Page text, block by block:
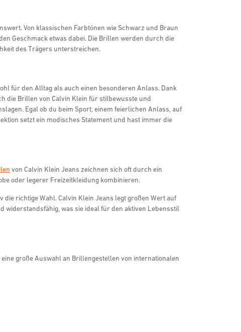
Von klassischen Farbtönen wie Schwarz und Braun
Geschmack etwas dabei. Die Brillen werden durch die
des Trägers unterstreichen.
für den Alltag als auch einen besonderen Anlass. Dank
die Brillen von Calvin Klein für stilbewusste und
Egal ob du beim Sport, einem feierlichen Anlass, auf
setzt ein modisches Statement und hast immer die
von Calvin Klein Jeans zeichnen sich oft durch ein
oder legerer Freizeitkleidung kombinieren.
richtige Wahl. Calvin Klein Jeans legt großen Wert auf
widerstandsfähig, was sie ideal für den aktiven Lebensstil
große Auswahl an Brillengestellen von internationalen